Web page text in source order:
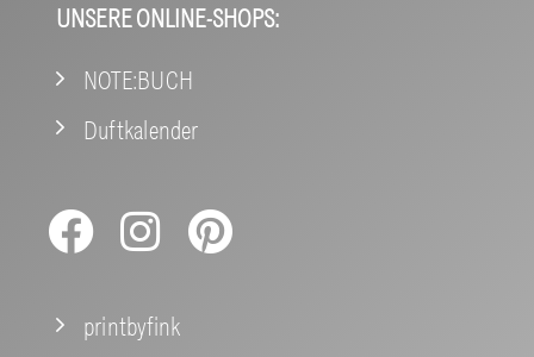
UNSERE ONLINE-SHOPS:
NOTE:BUCH
Duftkalender
printbyfink